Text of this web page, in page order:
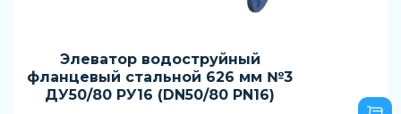
Элеватор водоструйный
фланцевый стальной 626 мм №3
ДУ50/80 РУ16 (DN50/80 PN16)